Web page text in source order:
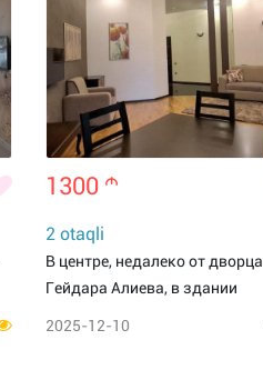
1300 m
2 otaqli
В центре, недалеко от дворца
Гейдара Алиева, в здании
2025-12-10